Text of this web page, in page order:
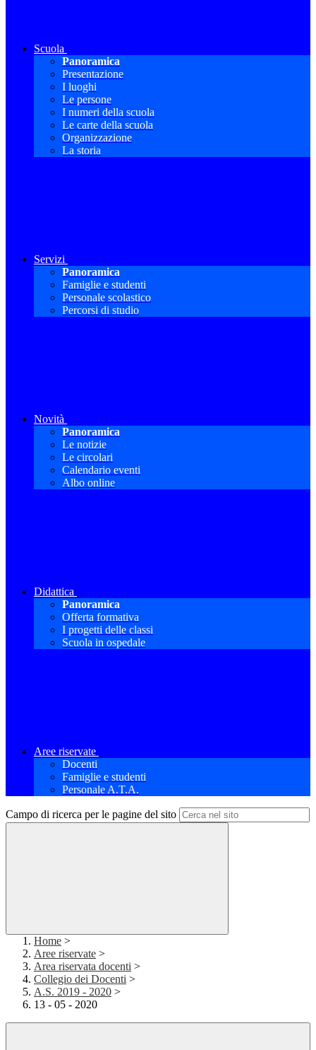
Scuola
Panoramica
Presentazione
I luoghi
Le persone
I numeri della scuola
Le carte della scuola
Organizzazione
La storia
Servizi
Panoramica
Famiglie e studenti
Personale scolastico
Percorsi di studio
Novità
Panoramica
Le notizie
Le circolari
Calendario eventi
Albo online
Didattica
Panoramica
Offerta formativa
I progetti delle classi
Scuola in ospedale
Aree riservate
Docenti
Famiglie e studenti
Personale A.T.A.
Campo di ricerca per le pagine del sito
Home >
Aree riservate >
Area riservata docenti >
Collegio dei Docenti >
A.S. 2019 - 2020 >
13 - 05 - 2020